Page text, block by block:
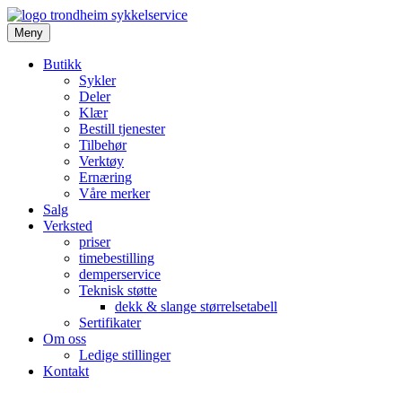
Meny
Butikk
Sykler
Deler
Klær
Bestill tjenester
Tilbehør
Verktøy
Ernæring
Våre merker
Salg
Verksted
priser
timebestilling
demperservice
Teknisk støtte
dekk & slange størrelsetabell
Sertifikater
Om oss
Ledige stillinger
Kontakt